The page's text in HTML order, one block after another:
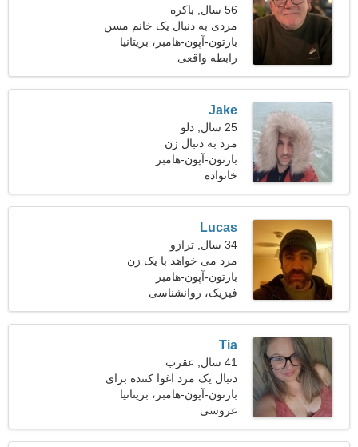
56 سال, باکره
مردی به دنبال یک خانم مسن
47-53
بارتون-آپون-هامبر، بریتانیا
رابطه واقعی
Jake
25 سال, دلو
مرد به دنبال زن
بارتون-آپون-هامبر
خانواده
Lucas
34 سال, ترازو
مرد می خواهد با یک زن
ملاقات کند 26-29
بارتون-آپون-هامبر
فیزیک، روانشناسی
Tia
41 سال, عقرب
دنبال یک مرد اغوا کننده برای
اسکی با هم هستم
بارتون-آپون-هامبر، بریتانیا
عروسی